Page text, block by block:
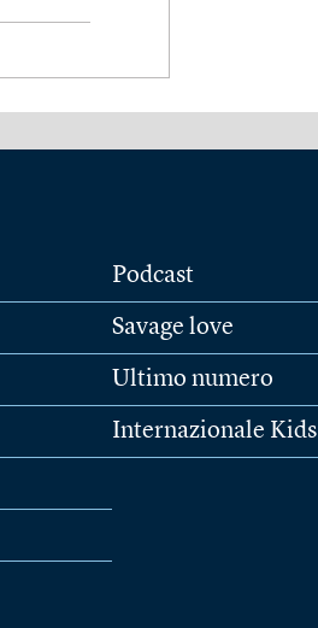
Podcast
Savage love
Ultimo numero
Internazionale Kids